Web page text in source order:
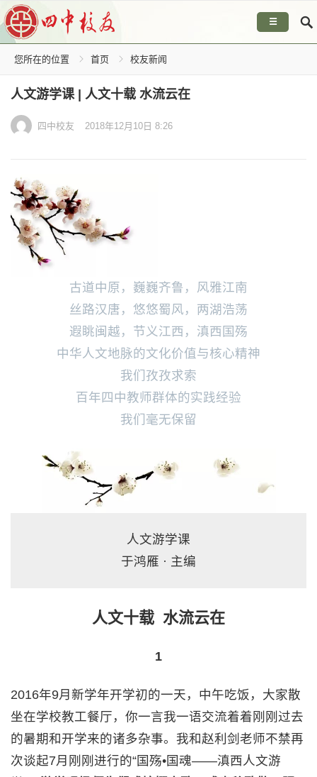
☰
您所在的位置 首页 校友新闻
人文游学课 | 人文十载 水流云在
四中校友 2018年12月10日 8:26
古道中原，巍巍齐鲁，风雅江南
丝路汉唐，悠悠蜀风，两湖浩荡
遐眺闽越，节义江西，滇西国殇
中华人文地脉的文化价值与核心精神
我们孜孜求索
百年四中教师群体的实践经验
我们毫无保留
人文游学课
于鸿雁 · 主编
人文十载 水流云在
1
2016年9月新学年开学初的一天，中午吃饭，大家散
坐在学校教工餐厅，你一言我一语交流着着刚刚过去
的暑期和开学来的诸多杂事。我和赵利剑老师不禁再
次谈起7月刚刚进行的“国殇•国魂——滇西人文游